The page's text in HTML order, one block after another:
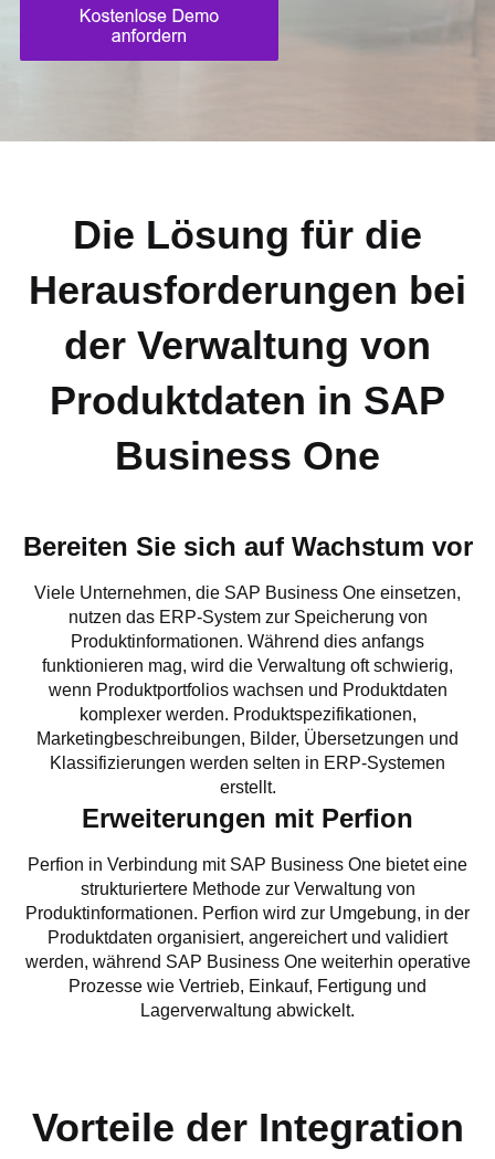
Die Lösung für die
Herausforderungen bei
der Verwaltung von
Produktdaten in SAP
Business One
Bereiten Sie sich auf Wachstum vor
Viele Unternehmen, die SAP Business One einsetzen,
nutzen das ERP-System zur Speicherung von
Produktinformationen. Während dies anfangs
funktionieren mag, wird die Verwaltung oft schwierig,
wenn Produktportfolios wachsen und Produktdaten
komplexer werden. Produktspezifikationen,
Marketingbeschreibungen, Bilder, Übersetzungen und
Klassifizierungen werden selten in ERP-Systemen
erstellt.
Erweiterungen mit Perfion
Perfion in Verbindung mit SAP Business One bietet eine
strukturiertere Methode zur Verwaltung von
Produktinformationen. Perfion wird zur Umgebung, in der
Produktdaten organisiert, angereichert und validiert
werden, während SAP Business One weiterhin operative
Prozesse wie Vertrieb, Einkauf, Fertigung und
Lagerverwaltung abwickelt.
Vorteile der Integration